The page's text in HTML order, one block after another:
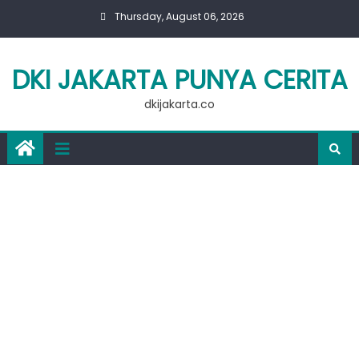
Thursday, August 06, 2026
DKI JAKARTA PUNYA CERITA
dkijakarta.co